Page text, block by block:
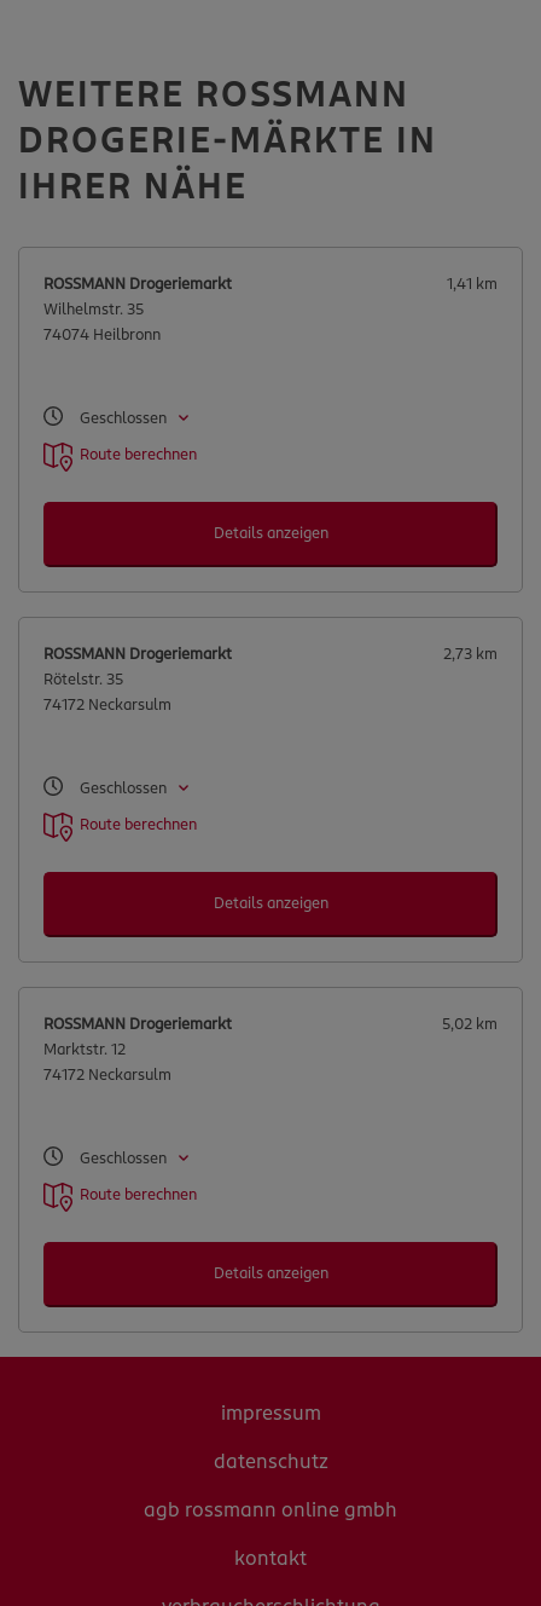
WEITERE ROSSMANN
DROGERIE-MÄRKTE IN
IHRER NÄHE
1,41 km
ROSSMANN Drogeriemarkt
Wilhelmstr. 35
74074 Heilbronn
Geschlossen
Route berechnen
Details anzeigen
2,73 km
ROSSMANN Drogeriemarkt
Rötelstr. 35
74172 Neckarsulm
Geschlossen
Route berechnen
Details anzeigen
5,02 km
ROSSMANN Drogeriemarkt
Marktstr. 12
74172 Neckarsulm
Geschlossen
Route berechnen
Details anzeigen
impressum
datenschutz
agb rossmann online gmbh
kontakt